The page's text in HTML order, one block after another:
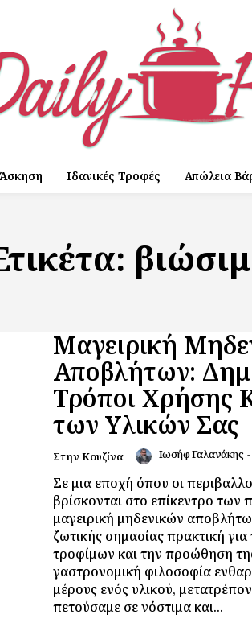
Άσκηση Ιδανικές Τροφές Απώλεια
Μαγειρική
Αποβλήτων:
Τρόποι Χρήσης
των Υλικών Σας
Στην Κουζίνα Ιωσήφ Γαλανάκης -
Σε μια εποχή όπου οι
βρίσκονται στο επίκεντρο
μαγειρική μηδενικών
ζωτικής σημασίας πρακτική
τροφίμων και την προώθηση
γαστρονομική φιλοσοφία
μέρους ενός υλικού,
πετούσαμε σε νόστιμα και...